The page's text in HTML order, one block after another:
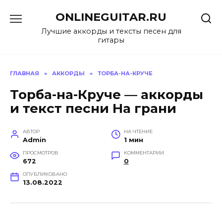
содержанию
ONLINEGUITAR.RU
Лучшие аккорды и тексты песен для
гитары
ГЛАВНАЯ » АККОРДЫ » ТОРБА-НА-КРУЧЕ
Торба-на-Круче — аккорды
и текст песни На грани
АВТОР
Admin
НА ЧТЕНИЕ
1 мин
ПРОСМОТРОВ
672
КОММЕНТАРИИ
0
ОПУБЛИКОВАНО
13.08.2022